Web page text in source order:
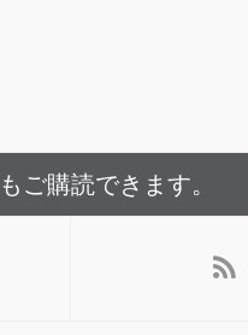
ご購読できます。